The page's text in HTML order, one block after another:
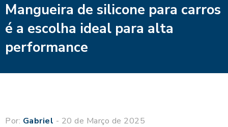
Mangueira de silicone para carros
é a escolha ideal para alta
performance
Por: Gabriel - 20 de Março de 2025